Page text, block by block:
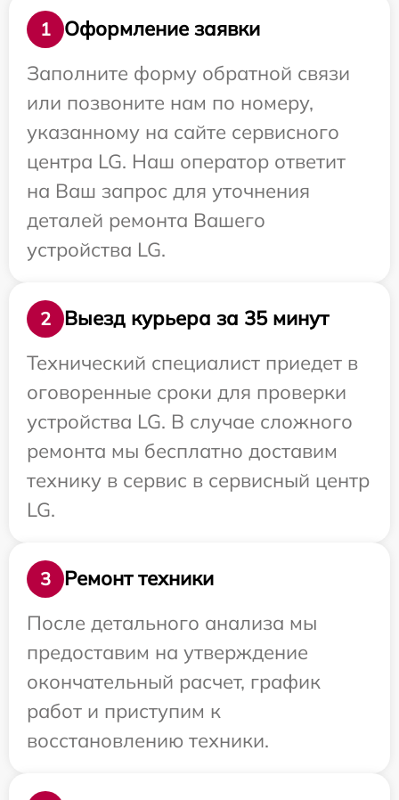
1
Оформление заявки
Заполните форму обратной связи
или позвоните нам по номеру,
указанному на сайте сервисного
центра LG. Наш оператор ответит
на Ваш запрос для уточнения
деталей ремонта Вашего
устройства LG.
2
Выезд курьера за 35 минут
Технический специалист приедет в
оговоренные сроки для проверки
устройства LG. В случае сложного
ремонта мы бесплатно доставим
технику в сервис в сервисный центр
LG.
3
Ремонт техники
После детального анализа мы
предоставим на утверждение
окончательный расчет, график
работ и приступим к
восстановлению техники.